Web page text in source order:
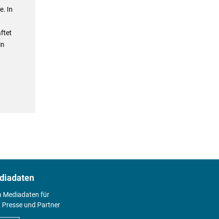
In
Mediadaten für
Presse und Partner